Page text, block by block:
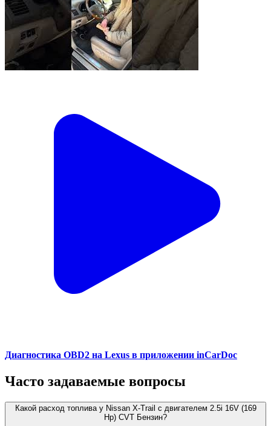
Диагностика OBD2 на Lexus в приложении inCarDoc
Часто задаваемые вопросы
Какой расход топлива у Nissan X-Trail с двигателем 2.5i 16V (169
Hp) CVT Бензин?